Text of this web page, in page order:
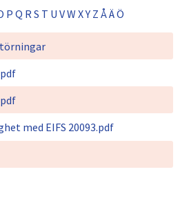
P Q RS T U VW XY Z ÅÄÖ
Pdf.
Pdf.
med EIFS 20093.pdfPdf.